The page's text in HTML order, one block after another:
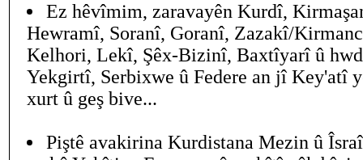
Ez hêvîmim, zaravayên Kurdî,
Hewramî, Soranî, Goranî, Zazakî/
Kelhori, Lekî, Şêx-Bizinî, Baxtîyarî û
Yekgirtî, Serbixwe û Federe an jî Key'atî
xurt û geş bive...
Piştê avakirina Kurdistana Mezin û